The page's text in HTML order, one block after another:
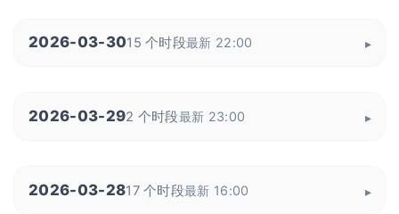
2026-03-3015 个时段最新 22:00
2026-03-292 个时段最新 23:00
2026-03-2817 个时段最新 16:00